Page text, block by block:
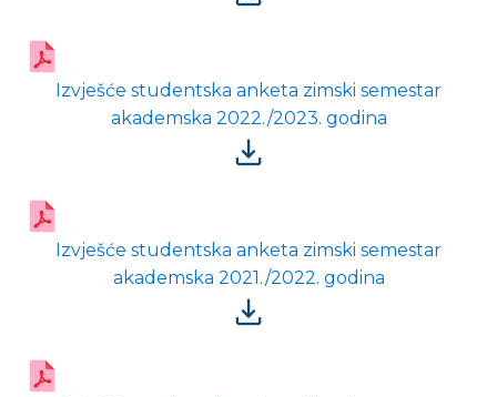
Izvješće studentska anketa zimski semestar
akademska 2022./2023. godina
Izvješće studentska anketa zimski semestar
akademska 2021./2022. godina